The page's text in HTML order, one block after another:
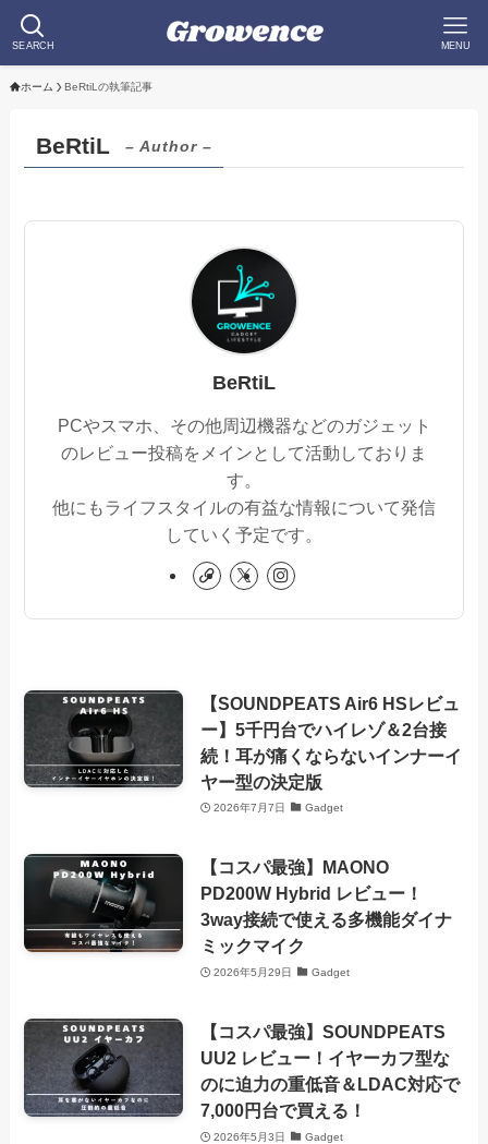
SEARCH MENU
ホーム BeRtiLの執筆記事
BeRtiL – Author –
BeRtiL
PCやスマホ、その他周辺機器などのガジェット
のレビュー投稿をメインとして活動しておりま
す。
他にもライフスタイルの有益な情報について発信
していく予定です。
【SOUNDPEATS Air6 HSレビュ
ー】5千円台でハイレゾ＆2台接
続！耳が痛くならないインナーイ
ヤー型の決定版
2026年7月7日 Gadget
【コスパ最強】MAONO
PD200W Hybrid レビュー！
3way接続で使える多機能ダイナ
ミックマイク
2026年5月29日 Gadget
【コスパ最強】SOUNDPEATS
UU2 レビュー！イヤーカフ型な
のに迫力の重低音＆LDAC対応で
7,000円台で買える！
2026年5月3日 Gadget